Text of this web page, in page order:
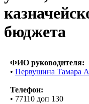
бюджета
ФИО руководителя:
• Первушина Тамара
Телефон:
• 77110 доп 130